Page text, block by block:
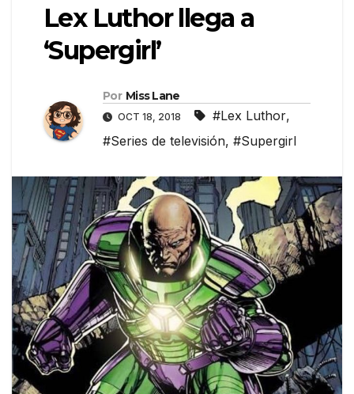
Lex Luthor llega a
‘Supergirl’
Por Miss Lane
OCT 18, 2018 #Lex Luthor,
#Series de televisión, #Supergirl